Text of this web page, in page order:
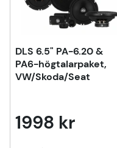
DLS 6.5" PA-6.20 &
PA6-högtalarpaket,
VW/Skoda/Seat
1998 kr